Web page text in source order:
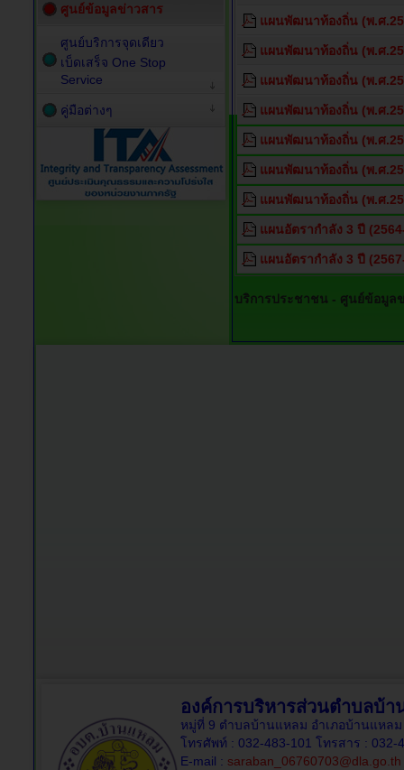
แผนพัฒนาท้องถิ่น (พ.ศ
แผนพัฒนาท้องถิ่น (พ.ศ
แผนพัฒนาท้องถิ่น (พ.ศ
แผนพัฒนาท้องถิ่น (พ.ศ
แผนพัฒนาท้องถิ่น (พ.ศ
แผนพัฒนาท้องถิ่น (พ.ศ
แผนพัฒนาท้องถิ่น (พ.ศ
แผนอัตรากำลัง 3 ปี
แผนอัตรากำลัง 3 ปี
บริการประชาชน - ศูนย์ข้อมูล
ศูนย์ข้อมูลข่าวสาร
ศูนย์บริการจุดเดียว
เบ็ดเสร็จ One Stop
Service
คู่มือต่างๆ
องค์การบริหารส่วนตำบลบ้า
หมู่ที่ 9 ตำบลบ้านแหลม อำเภอบ้านแหลม
โทรศัพท์ : 032-483-101 โทรสาร : 032-
E-mail : saraban_06760703@dla.go.th